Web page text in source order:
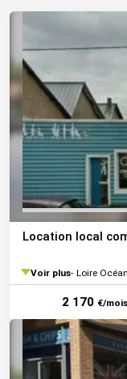
Location local
Voir plus Loire
2 170 €/mois